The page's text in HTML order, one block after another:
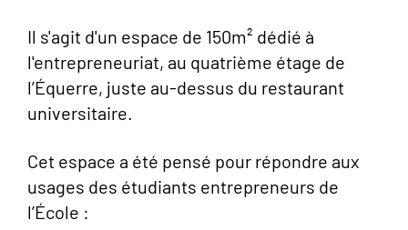
Il s'agit d'un espace de 150m² dédié à
l'entrepreneuriat, au quatrième étage de
l’Équerre, juste au-dessus du restaurant
universitaire.
Cet espace a été pensé pour répondre aux
usages des étudiants entrepreneurs de
l’École :